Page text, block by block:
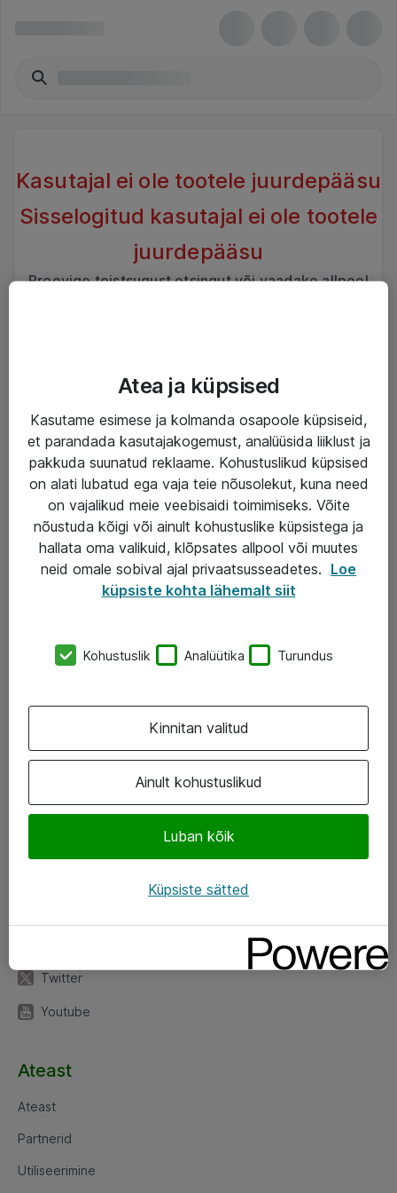
Kasutajal ei ole tootele juurdepääsu
Sisselogitud kasutajal ei ole tootele
juurdepääsu
Proovige teistsugust otsingut või vaadake allpool
Teenused
IT taristu
Haldusteenused
Garantii
Turva- ja nõrkvoolulahendused
AS ATEA
eShop@atea.ee
Twitter
Youtube
Ateast
Ateast
Partnerid
Utiliseerimine
Atea ja küpsised
Kasutame esimese ja kolmanda osapoole küpsiseid,
et parandada kasutajakogemust, analüüsida liiklust ja
pakkuda suunatud reklaame. Kohustuslikud küpsised
on alati lubatud ega vaja teie nõusolekut, kuna need
on vajalikud meie veebisaidi toimimiseks. Võite
nõustuda kõigi või ainult kohustuslike küpsistega ja
hallata oma valikuid, klõpsates allpool või muutes
neid omale sobival ajal privaatsusseadetes. Loe
küpsiste kohta lähemalt siit
Kohustuslik Analüütika Turundus
Ainult kohustuslikud
Luban kõik
Kinnitan valitud
Küpsiste sätted